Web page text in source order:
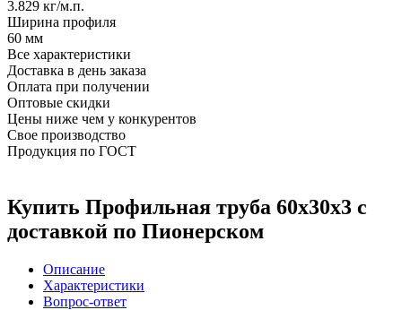
3.829 кг/м.п.
Ширина профиля
60 мм
Все характеристики
Доставка в день заказа
Оплата при получении
Оптовые скидки
Цены ниже чем у конкурентов
Свое производство
Продукция по ГОСТ
Купить Профильная труба 60х30х3 с
доставкой по Пионерском
Описание
Характеристики
Вопрос-ответ